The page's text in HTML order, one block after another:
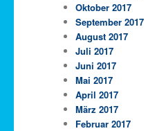
Oktober 2017
September 2017
August 2017
Juli 2017
Juni 2017
Mai 2017
April 2017
März 2017
Februar 2017